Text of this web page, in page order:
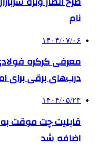
نام
۱۴۰۴/۰۷/۰۶
درب‌های برقی برای
۱۴۰۴/۰۵/۲۳
قابلیت چت موقت
اضافه شد